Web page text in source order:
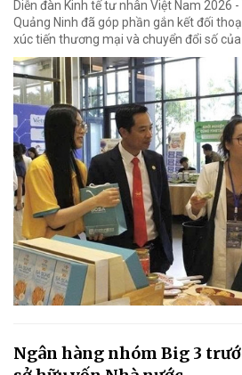
Diễn đàn Kinh tế tư nhân Việt Nam 2026
Quảng Ninh đã góp phần gắn kết đối
xúc tiến thương mại và chuyển đổi số của
Ngân hàng nhóm Big 3